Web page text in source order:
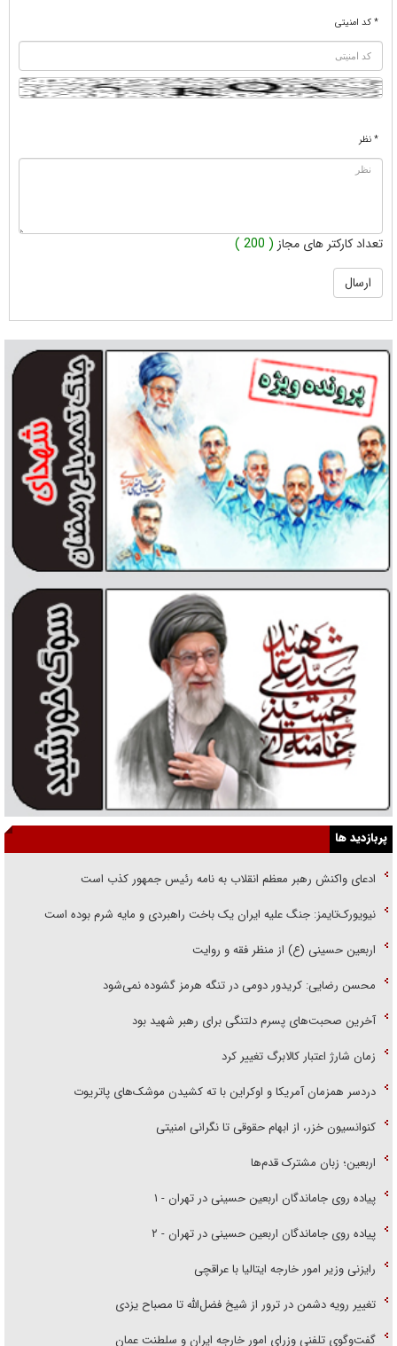
* کد امنیتی
* نظر
تعداد کارکتر های مجاز ( 200 )
پربازدید ها
ادعای واکنش رهبر معظم انقلاب به نامه رئیس جمهور کذب است
نیویورک‌تایمز: جنگ علیه ایران یک باخت راهبردی و مایه شرم بوده است
اربعین حسینی (ع) از منظر فقه و روایت
محسن رضایی: کریدور دومی در تنگه هرمز گشوده نمی‌شود
آخرین صحبت‌های پسرم دلتنگی برای رهبر شهید بود
زمان شارژ اعتبار کالابرگ تغییر کرد
دردسر همزمان آمریکا و اوکراین با ته کشیدن موشک‌های پاتریوت
کنوانسیون خزر، از ابهام حقوقی تا نگرانی امنیتی
اربعین؛ زبان مشترک قدم‌ها
پیاده روی جاماندگان اربعین حسینی در تهران - ۱
پیاده روی جاماندگان اربعین حسینی در تهران - ۲
رایزنی وزیر امور خارجه ایتالیا با عراقچی
تغییر رویه دشمن در ترور از شیخ فضل‌الله تا مصباح یزدی
گفت‌وگوی تلفنی وزرای امور خارجه ایران و سلطنت عمان